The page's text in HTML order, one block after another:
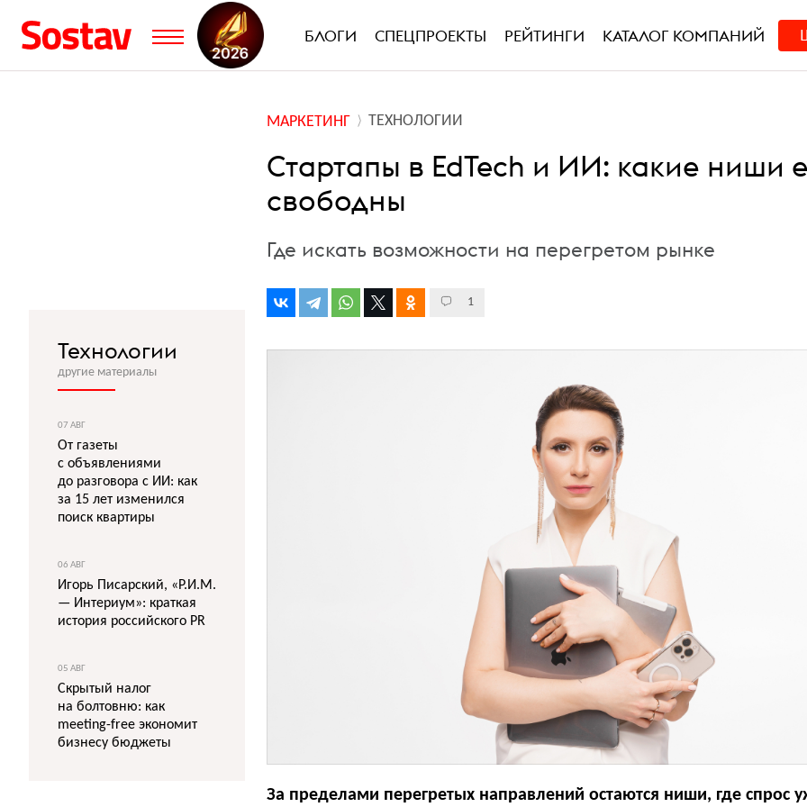
БЛОГИ СПЕЦПРОЕКТЫ РЕЙТИНГИ КАТАЛОГ КОМПАНИЙ
МАРКЕТИНГ ТЕХНОЛОГИИ
Стартапы в EdTech и ИИ: какие ниши
свободны
Где искать возможности на перегретом рынке
1
За пределами перегретых направлений остаются ниши, где спрос
Технологии
другие материалы
07 АВГ
От газеты
с объявлениями
до разговора с ИИ: как
за 15 лет изменился
поиск квартиры
06 АВГ
Игорь Писарский, «Р.И.М.
— Интериум»: краткая
история российского PR
05 АВГ
Скрытый налог
на болтовню: как
meeting-free экономит
бизнесу бюджеты